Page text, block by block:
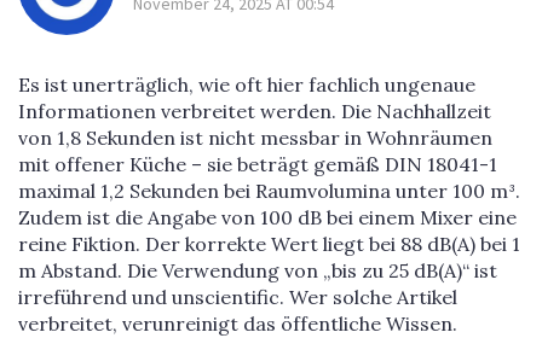
Es ist unerträglich, wie oft hier fachlich ungenaue
Informationen verbreitet werden. Die Nachhallzeit
von 1,8 Sekunden ist nicht messbar in Wohnräumen
mit offener Küche – sie beträgt gemäß DIN 18041-1
maximal 1,2 Sekunden bei Raumvolumina unter 100 m³.
Zudem ist die Angabe von 100 dB bei einem Mixer eine
reine Fiktion. Der korrekte Wert liegt bei 88 dB(A) bei 1
m Abstand. Die Verwendung von „bis zu 25 dB(A)“ ist
irreführend und unscientific. Wer solche Artikel
verbreitet, verunreinigt das öffentliche Wissen.